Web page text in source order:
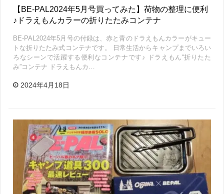
【BE-PAL2024年5月号買ってみた】荷物の整理に便利
♪ドラえもんカラーの折りたたみコンテナ
BE-PAL2024年5月号の付録は、赤と青のドラえもんカラーがキュー
トな折りたたみ式コンテナです。 日常生活からキャンプまでいろい
ろなシーンで活躍する便利なコンテナです♪ ドラえもん“折りたた
み”コンテナ ドラえもんカ…
2024年4月18日